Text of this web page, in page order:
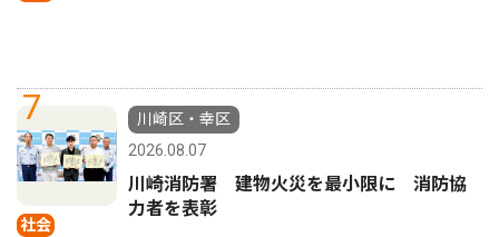
7
社会
川崎区・幸区
2026.08.07
川崎消防署 建物火災を最小限に 消防協
力者を表彰